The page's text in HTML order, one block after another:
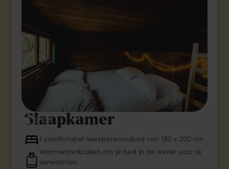
Slaapkamer
1 comfortabel tweepersoonsbed van 180 x 200 cm
Warmwaterkruiken om je bed in de winter voor te
verwarmen